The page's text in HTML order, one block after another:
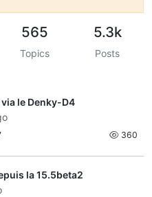
565
Topics
5.3k
Posts
le Denky-D4
360
la 15.5beta2